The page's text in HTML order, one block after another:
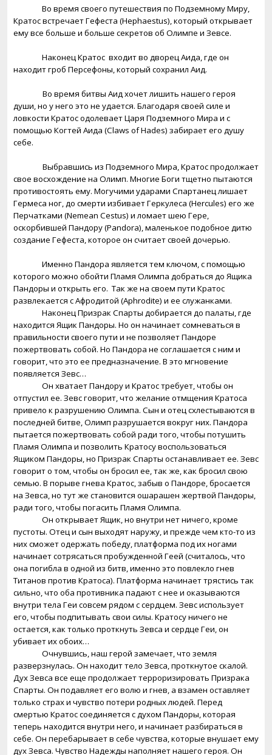
Во время своего путешествия по Подземному Миру,
Кратос встречает Гефеста (Hephaestus), который открывает
ему все больше и больше секретов об Олимпе и Зевсе.
Наконец Кратос входит во дворец Аида, где он
находит гроб Персефоны, который сохранил Аид.
Во время битвы Аид хочет лишить нашего героя
души, но у него это не удается. Благодаря своей силе и
ловкости Кратос одолевает Царя Подземного Мира и с
помощью Когтей Аида (Claws ofHades) забирает его душу
себе.
Выбравшись из Подземного Мира, Кратос продолжает
свое восхождение на Олимп. Многие Боги тщетно пытаются
противостоять ему. Могучими ударами Спартанец лишает
Гермеса ног, до смерти избивает Геркулеса (Hercules) его же
Перчатками (Nemean Cestus) и ломает шею Гере,
оскорбившей Пандору (Pandora), маленькое подобное дитю
создание Гефеста, которое он считает своей дочерью.
Именно Пандора является тем ключом, с помощью
которого можно обойти Пламя Олимпа добраться до Ящика
Пандоры и открыть его. Так же на своем пути Кратос
развлекается с Афродитой (Aphrodite) и ее служанками.
Наконец Призрак Спарты добирается до палаты, где
находится Ящик Пандоры. Но он начинает сомневаться в
правильности своего пути и не позволяет Пандоре
пожертвовать собой. Но Пандора не соглашается с ним и
говорит, что это ее предназначение. В это мгновение
появляется Зевс…
Он хватает Пандору и Кратос требует, чтобы он
отпустил ее. Зевс говорит, что желание отмщения Кратоса
привело к разрушению Олимпа. Сын и отец схлестываются в
последней битве, Олимп разрушается вокруг них. Пандора
пытается пожертвовать собой ради того, чтобы потушить
Пламя Олимпа и позволить Кратосу воспользоваться
Ящиком Пандоры, но Призрак Спарты останавливает ее. Зевс
говорит о том, чтобы он бросил ее, так же, как бросил свою
семью. В порыве гнева Кратос, забыв о Пандоре, бросается
на Зевса, но тут же становится ошарашен жертвой Пандоры,
ради того, чтобы погасить Пламя Олимпа.
Он открывает Ящик, но внутри нет ничего, кроме
пустоты. Отец и сын выходят наружу, и прежде чем кто-то из
них сможет одержать победу, платформа под их ногами
начинает сотрясаться пробужденной Геей (считалось, что
она погибла в одной из битв, именно это повлекло гнев
Титанов против Кратоса). Платформа начинает трястись так
сильно, что оба противника падают с нее и оказываются
внутри тела Геи совсем рядом с сердцем. Зевс использует
его, чтобы подпитывать свои силы. Кратосу ничего не
остается, как только проткнуть Зевса и сердце Геи, он
убивает их обоих…
Очнувшись, наш герой замечает, что земля
разверзнулась. Он находит тело Зевса, проткнутое скалой.
Дух Зевса все еще продолжает терроризировать Призрака
Спарты. Он подавляет его волю и гнев, а взамен оставляет
только страх и чувство потери родных людей. Перед
смертью Кратос соединяется с духом Пандоры, которая
теперь находится внутри него, и начинает разбираться в
себе. Он перебарывает в себе чувства, которые внушает ему
дух Зевса. Чувство Надежды наполняет нашего героя. Он